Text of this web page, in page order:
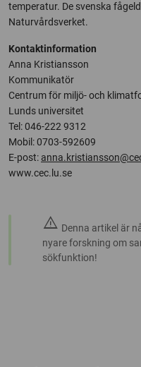
temperatur. De svenska
Naturvårdsverket.
Kontaktinformation
Anna Kristiansson
Kommunikatör
Centrum för miljö- och
Lunds universitet
Tel: 046-222 9312
Mobil: 0703-592609
E-post:
www.cec.lu.se
warning Denna artikel är
nyare forskning om
sökfunktion!